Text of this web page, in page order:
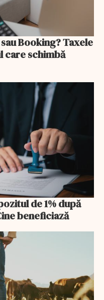
Booking? Taxele
care schimbă
de 1% după
beneficiază